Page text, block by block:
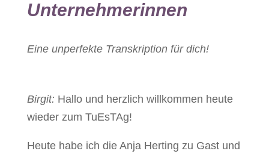
Unternehmerinnen
Eine unperfekte Transkription für dich!
Birgit: Hallo und herzlich willkommen heute
wieder zum TuEsTAg!
Heute habe ich die Anja Herting zu Gast und